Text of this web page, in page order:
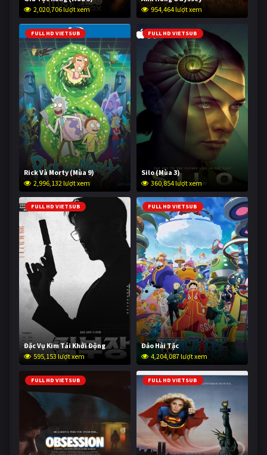
2,020,706 lượt xem
954,464 lượt xem
FULL HD VIETSUB
Rick Và Morty (Mùa 9)
2,996,132 lượt xem
FULL HD VIETSUB
Silo (Mùa 3)
360,854 lượt xem
FULL HD VIETSUB
Đặc Vụ Kim Tái Khởi Động
595,153 lượt xem
FULL HD VIETSUB
Đảo Hải Tặc
4,204,087 lượt xem
FULL HD VIETSUB FULL HD VIETSUB